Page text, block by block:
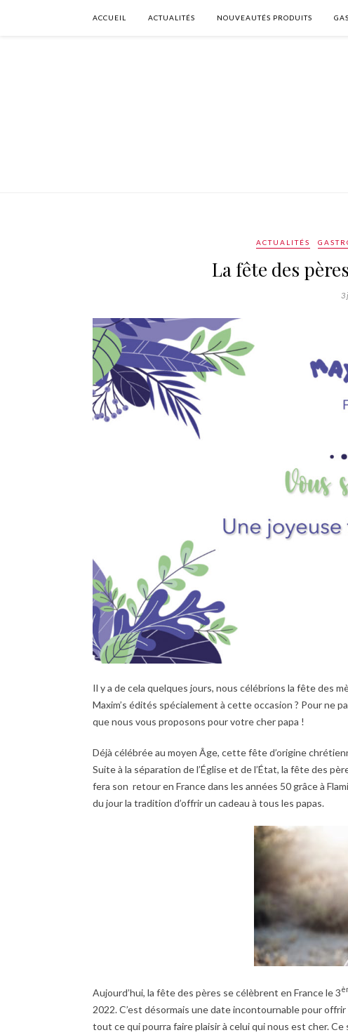
ACCUEIL ACTUALITÉS NOUVEAUTÉS PRODUITS
ACTUALITÉS
La fête des
3
Il y a de cela quelques jours, nous célébrions la fête des
Maxim’s édités spécialement à cette occasion ? Pour ne
que nous vous proposons pour votre cher papa !
Déjà célébrée au moyen Âge, cette fête d’origine
Suite à la séparation de l’Église et de l’État, la fête des
fera son retour en France dans les années 50 grâce à
du jour la tradition d’offrir un cadeau à tous les papas.
Aujourd’hui, la fête des pères se célèbrent en France le 3
2022. C’est désormais une date incontournable pour
tout ce qui pourra faire plaisir à celui qui nous est cher. Ce